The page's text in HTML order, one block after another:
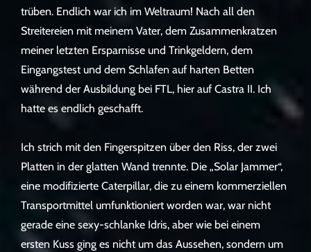
trüben. Endlich war ich im Weltraum! Nach all den
Streitereien mit meinem Vater, dem Zusammenkratzen
meiner letzten Ersparnisse und Trinkgeldern, dem
Eingangstest und dem Schlafen auf harten Betten
während der Ausbildung bei FTL, hier auf Castra II. Ich
hatte es endlich geschafft.
Ich strich mit den Fingerspitzen über den Riss, der zwei
Platten in der glatten Wand trennte. Die „Solar Jammer“,
eine modifizierte Caterpillar, die zu einem kommerziellen
Transportmittel umfunktioniert worden war, war nicht
gerade eine sexy-schlanke Idris, aber wie bei einem
ersten Kuss ging es nicht um das Aussehen, sondern um